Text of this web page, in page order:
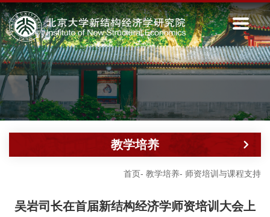
首页- 教学培养- 师资培训与课程支持
教学培养
吴岩司长在首届新结构经济学师资培训大会上